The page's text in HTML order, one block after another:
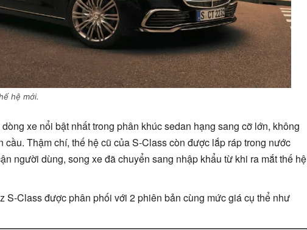
hệ mới.
xe nổi bật nhất trong phân khúc sedan hạng sang cỡ lớn, không
cầu. Thậm chí, thế hệ cũ của S-Class còn được lắp ráp trong nước
người dùng, song xe đã chuyển sang nhập khẩu từ khi ra mắt thế hệ
S-Class được phân phối với 2 phiên bản cùng mức giá cụ thể như